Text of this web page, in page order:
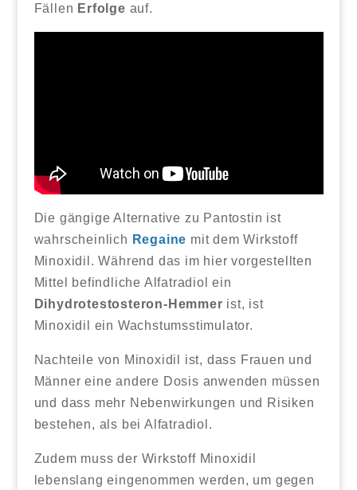
Fällen Erfolge auf.
Die gängige Alternative zu Pantostin ist
wahrscheinlich Regaine mit dem Wirkstoff
Minoxidil. Während das im hier vorgestellten
Mittel befindliche Alfatradiol ein
Dihydrotestosteron-Hemmer ist, ist
Minoxidil ein Wachstumsstimulator.
Nachteile von Minoxidil ist, dass Frauen und
Männer eine andere Dosis anwenden müssen
und dass mehr Nebenwirkungen und Risiken
bestehen, als bei Alfatradiol.
Zudem muss der Wirkstoff Minoxidil
lebenslang eingenommen werden, um gegen